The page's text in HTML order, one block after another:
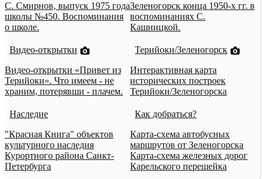
С. Смирнов, выпуск 1975 года
школы №450. Воспоминания
о школе.
Зеленогорск конца 1950-х гг. в
воспоминаниях С.
Кашницкой.
Видео-открытки
Видео-открытки «Привет из
Терийоки». Что имеем - не
храним, потерявши - плачем.
Терийоки/Зеленогорск
Интерактивная карта
исторических построек
Терийоки/Зеленогорска
Наследие
"Красная Книга" объектов
культурного наследия
Курортного района Санкт-
Петербурга
Как добраться?
Карта-схема автобусных
маршрутов от Зеленогорска
Карта-схема железных дорог
Карельского перешейка